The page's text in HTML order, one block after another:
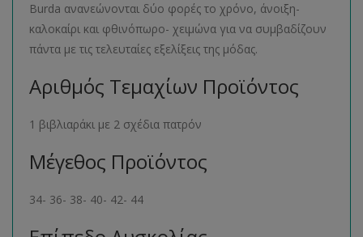
Burda ανανεώνονται δύο φορές το χρόνο, άνοιξη-
καλοκαίρι και φθινόπωρο- χειμώνα για να συμβαδίζουν
πάντα με τις τελευταίες εξελίξεις της μόδας.
Αριθμός Τεμαχίων Προϊόντος
1 βιβλιαράκι με 2 σχέδια πατρόν
Μέγεθος Προϊόντος
34- 36- 38- 40- 42- 44